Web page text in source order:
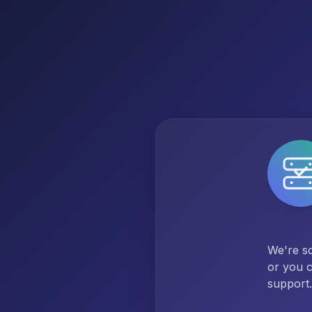
We're
or you
support.